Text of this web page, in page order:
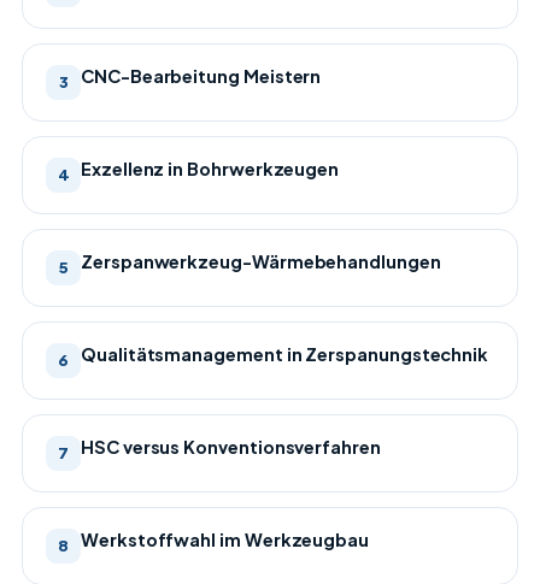
3 CNC-Bearbeitung Meistern
4 Exzellenz in Bohrwerkzeugen
5 Zerspanwerkzeug-Wärmebehandlungen
6 Qualitätsmanagement in Zerspanungstechnik
7 HSC versus Konventionsverfahren
8 Werkstoffwahl im Werkzeugbau